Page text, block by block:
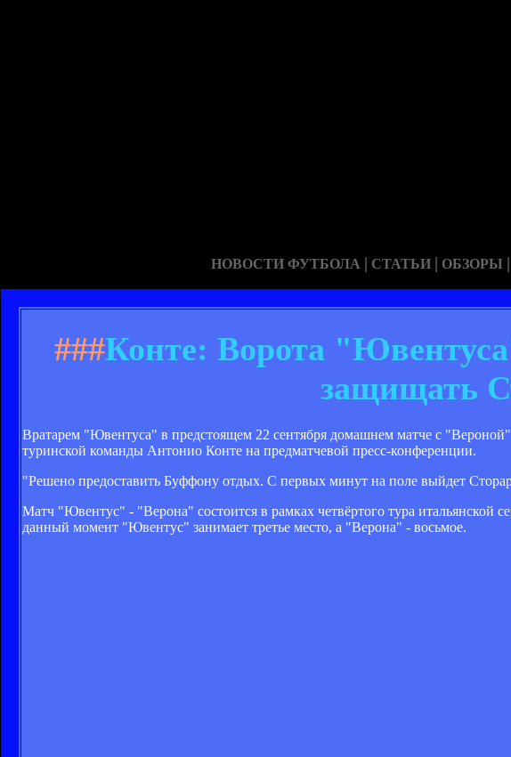
НОВОСТИ ФУТБОЛА | СТАТЬИ | ОБЗОРЫ |
###Конте: Ворота
защищать
Вратарем "Ювентуса" в предстоящем 22 сентября домашнем матче с
туринской команды Антонио Конте на предматчевой пресс-конференции.
"Решено предоставить Буффону отдых. С первых минут на поле выйдет
Матч "Ювентус" - "Верона" состоится в рамках четвёртого тура итальянской
данный момент "Ювентус" занимает третье место, а "Верона" - восьмое.